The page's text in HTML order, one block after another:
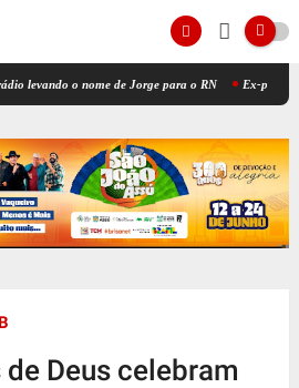
o nome de Jorge para o RN Ex-prefeito Felipão
Deus celebram